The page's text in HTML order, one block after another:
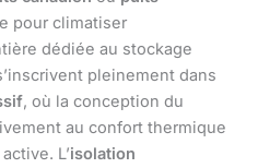
pour climatiser
dédiée au stockage
pleinement dans
, où la conception du
au confort thermique
L’isolation